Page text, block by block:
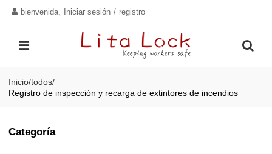
bienvenida, Iniciar sesión / registro
Inicio/todos/
Registro de inspección y recarga de extintores de incendios
Categoría